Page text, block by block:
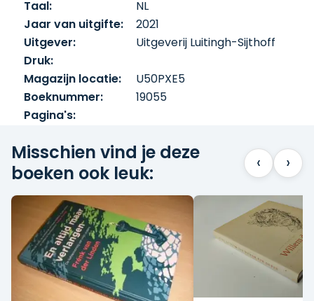
Taal:
NL
Jaar van uitgifte:
2021
Uitgever:
Uitgeverij Luitingh-Sijthoff
Druk:
Magazijn locatie:
U50PXE5
Boeknummer:
19055
Pagina's:
Misschien vind je deze
boeken ook leuk:
‹ ›